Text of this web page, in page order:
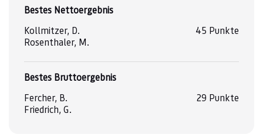
Bestes Nettoergebnis
Kollmitzer, D.
Rosenthaler, M.
45 Punkte
Bestes Bruttoergebnis
Fercher, B.
Friedrich, G.
29 Punkte